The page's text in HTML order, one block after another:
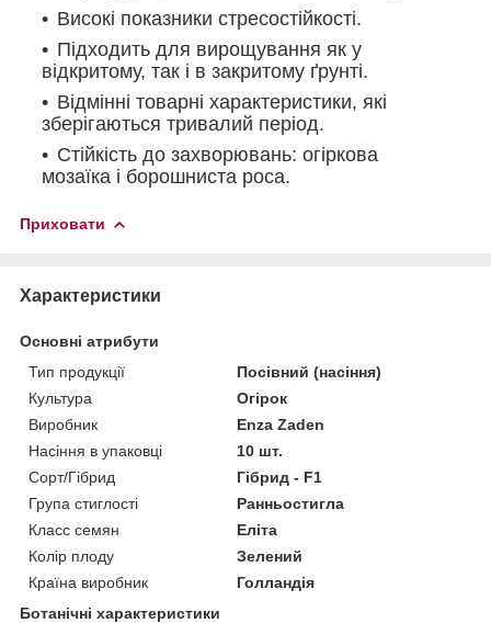
Високі показники стресостійкості.
Підходить для вирощування як у
відкритому, так і в закритому ґрунті.
Відмінні товарні характеристики, які
зберігаються тривалий період.
Стійкість до захворювань: огіркова
мозаїка і борошниста роса.
Приховати
Характеристики
Основні атрибути
Тип продукції
Посівний (насіння)
Культура
Огірок
Виробник
Enza Zaden
Насіння в упаковці
10 шт.
Сорт/Гібрид
Гібрид - F1
Група стиглості
Ранньостигла
Класс семян
Еліта
Колір плоду
Зелений
Країна виробник
Голландія
Ботанічні характеристики